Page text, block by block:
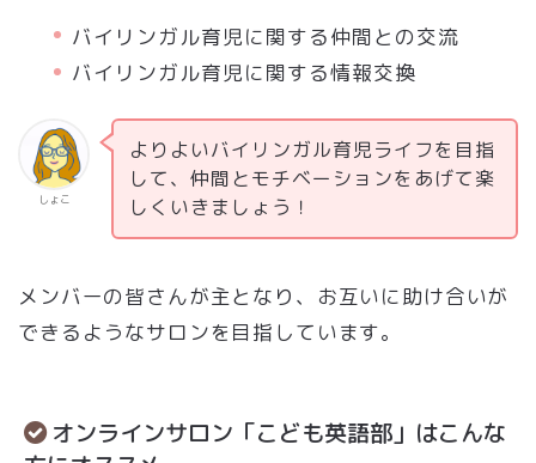
バイリンガル育児に関する仲間との交流
バイリンガル育児に関する情報交換
しょこ
よりよいバイリンガル育児ライフを目指
して、仲間とモチベーションをあげて楽
しくいきましょう！
メンバーの皆さんが主となり、お互いに助け合いが
できるようなサロンを目指しています。
オンラインサロン「こども英語部」はこんな